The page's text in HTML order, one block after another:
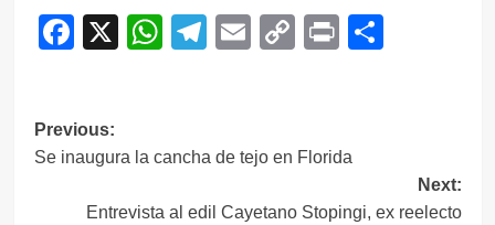
Facebook
X WhatsApp
Telegram
EmailCopy
Print
Navegación
de
entradas
Previous:
Se inaugura la cancha de tejo en Florida
Next:
Entrevista al edil Cayetano Stopingi, ex reelecto